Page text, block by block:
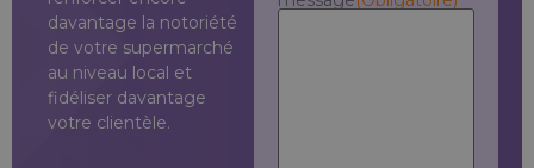
davantage la notoriété
de votre supermarché
au niveau local et
fidéliser davantage
votre clientèle.